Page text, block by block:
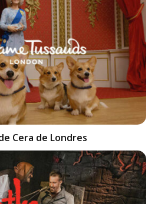
Cera de Londres